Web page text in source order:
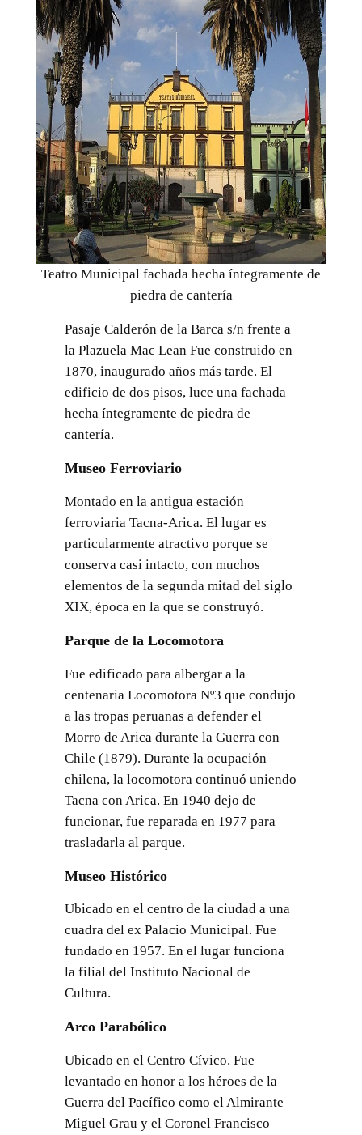
Teatro Municipal fachada hecha íntegramente de
piedra de cantería
Pasaje Calderón de la Barca s/n frente a
la Plazuela Mac Lean Fue construido en
1870, inaugurado años más tarde. El
edificio de dos pisos, luce una fachada
hecha íntegramente de piedra de
cantería.
Museo Ferroviario
Montado en la antigua estación
ferroviaria Tacna-Arica. El lugar es
particularmente atractivo porque se
conserva casi intacto, con muchos
elementos de la segunda mitad del siglo
XIX, época en la que se construyó.
Parque de la Locomotora
Fue edificado para albergar a la
centenaria Locomotora Nº3 que condujo
a las tropas peruanas a defender el
Morro de Arica durante la Guerra con
Chile (1879). Durante la ocupación
chilena, la locomotora continuó uniendo
Tacna con Arica. En 1940 dejo de
funcionar, fue reparada en 1977 para
trasladarla al parque.
Museo Histórico
Ubicado en el centro de la ciudad a una
cuadra del ex Palacio Municipal. Fue
fundado en 1957. En el lugar funciona
la filial del Instituto Nacional de
Cultura.
Arco Parabólico
Ubicado en el Centro Cívico. Fue
levantado en honor a los héroes de la
Guerra del Pacífico como el Almirante
Miguel Grau y el Coronel Francisco